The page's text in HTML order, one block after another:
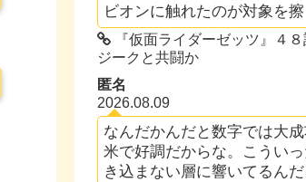
ビオンに触れたのが対象を
『仮面ライダーゼッツ』４
ジークと共闘か
匿名
2026.08.09
なんだかんだと数字では大
米で好調だからな。こうい
き込まない層に響いてるん